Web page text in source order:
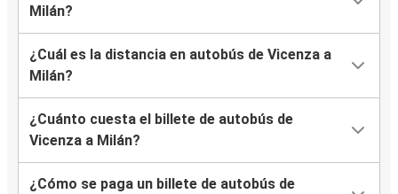
Milán?
¿Cuál es la distancia en autobús de Vicenza a
Milán?
¿Cuánto cuesta el billete de autobús de
Vicenza a Milán?
¿Cómo se paga un billete de autobús de